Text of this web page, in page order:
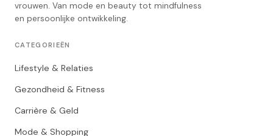
vrouwen. Van mode en beauty tot mindfulness
en persoonlijke ontwikkeling.
CATEGORIEËN
Lifestyle & Relaties
Gezondheid & Fitness
Carrière & Geld
Mode & Shopping